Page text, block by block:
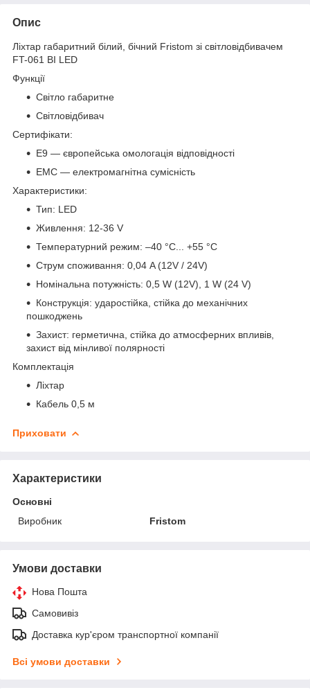
Опис
Ліхтар габаритний білий, бічний Fristom зі світловідбивачем
FT-061 BI LED
Функції
Світло габаритне
Світловідбивач
Сертифікати:
E9 — європейська омологація відповідності
EMC — електромагнітна сумісність
Характеристики:
Тип: LED
Живлення: 12-36 V
Температурний режим: –40 °C... +55 °C
Струм споживання: 0,04 A (12V / 24V)
Номінальна потужність: 0,5 W (12V), 1 W (24 V)
Конструкція: ударостійка, стійка до механічних
пошкоджень
Захист: герметична, стійка до атмосферних впливів,
захист від мінливої полярності
Комплектація
Ліхтар
Кабель 0,5 м
Приховати
Характеристики
Основні
Виробник
Fristom
Умови доставки
Нова Пошта
Самовивіз
Доставка кур'єром транспортної компанії
Всі умови доставки